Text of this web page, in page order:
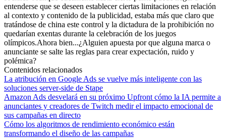
entenderse que se deseen establecer ciertas limitaciones en relación
al contexto y contenido de la publicidad, estaba más que claro que
tratándose de china este control y la dictadura de la prohibición no
quedarían exentas durante la celebración de los juegos
olímpicos.Ahora bien...¿Alguien apuesta por que alguna marca o
anunciante se salte las reglas para crear expectación, ruido y
polémica?
Contenidos relacionados
La atribución en Google Ads se vuelve más inteligente con las
soluciones server-side de Stape
Amazon Ads desvelará en su próximo Upfront cómo la IA permite a
anunciantes y creadores de Twitch medir el impacto emocional de
sus campañas en directo
Cómo los algoritmos de rendimiento económico están
transformando el diseño de las campañas